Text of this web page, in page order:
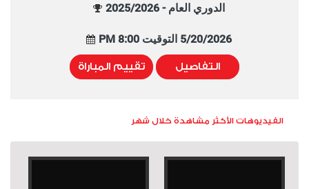
الدوري العام - 2025/2026
5/20/2026 التوقيت 8:00 PM
التفاصيل تقييم المباراة
الفيديوهات الأكثر مشاهدة خلال شهر